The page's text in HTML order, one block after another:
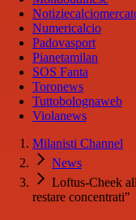
Numericalcio
Padovasport
Pianetamilan
SOS Fanta
Toronews
Tuttobolognaweb
Violanews
Milanisti Channel
News
Loftus-Cheek
restare concentrati"